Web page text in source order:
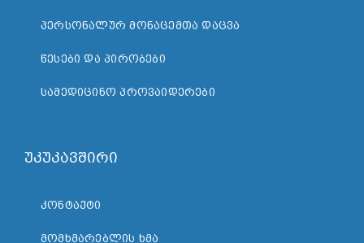
ᲞᲔᲠᲡᲝᲜᲐᲚᲣᲠ ᲛᲝᲜᲐᲪᲔᲛᲗᲐ ᲓᲐᲪᲕᲐ
ᲬᲔᲡᲔᲑᲘ ᲓᲐ ᲞᲘᲠᲝᲑᲔᲑᲘ
ᲡᲐᲛᲔᲓᲘᲪᲘᲜᲝ ᲞᲠᲝᲕᲐᲘᲓᲔᲠᲔᲑᲘ
უკუკავშირი
ᲙᲝᲜᲢᲐᲥᲢᲘ
ᲛᲝᲛᲮᲛᲐᲠᲔᲑᲚᲘᲡ ᲮᲛᲐ